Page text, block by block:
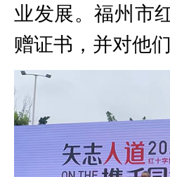
业发展。福州市
赠证书，并对他